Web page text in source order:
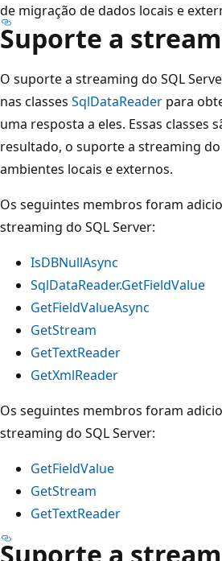
de migração de dados locais e
Suporte a
O suporte a streaming do SQL
nas classes SqlDataReader para
uma resposta a eles. Essas classes
resultado, o suporte a streaming do
ambientes locais e externos.
Os seguintes membros foram
streaming do SQL Server:
IsDBNullAsync
SqlDataReader.GetFieldValue
GetFieldValueAsync
GetStream
GetTextReader
GetXmlReader
Os seguintes membros foram
streaming do SQL Server:
GetFieldValue
GetStream
GetTextReader
Suporte a